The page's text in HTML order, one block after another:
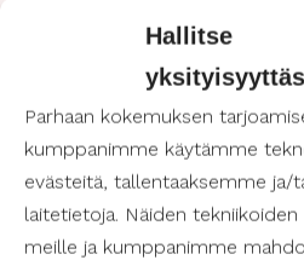
Hallitse
Parhaan kokemuksen
kumppanimme käytämme
evästeitä, tallentaaksemme ja/
laitetietoja. Näiden
meille ja kumppanimme
yhdenvertaisuuden perusta,
Esteettömiä
Pirkanmaa, erityisesti sen
tarjoaa monipuolisia ja
kulttuurimenoja ja